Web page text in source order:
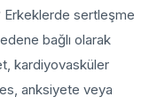
Erkeklerde sertleşme
bağlı olarak
kardiyovasküler
anksiyete veya